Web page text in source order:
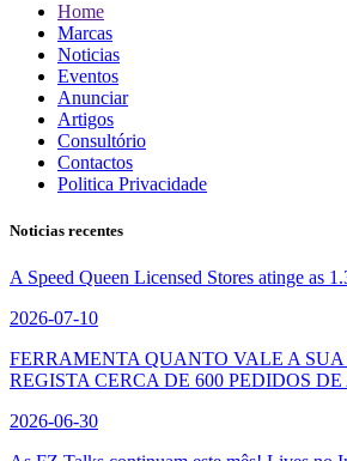
Home
Marcas
Noticias
Eventos
Anunciar
Artigos
Consultório
Contactos
Politica Privacidade
Noticias recentes
A Speed Queen Licensed Stores atinge as
2026-07-10
FERRAMENTA QUANTO VALE A
REGISTA CERCA DE 600 PEDIDOS
2026-06-30